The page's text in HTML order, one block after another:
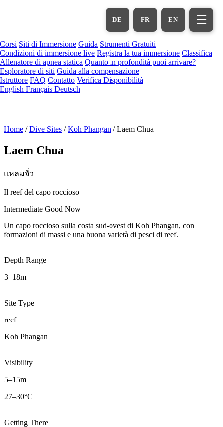
EN
FR
DE ☰
Corsi Siti di Immersione Guida Strumenti Gratuiti
Condizioni di immersione live Registra la tua immersione Classifica
Allenatore di apnea statica Quanto in profondità puoi arrivare?
Esploratore di siti Guida alla compensazione
Istruttore FAQ Contatto Verifica Disponibilità
English Français Deutsch
Home / Dive Sites / Koh Phangan / Laem Chua
Laem Chua
แหลมจั่ว
Il reef del capo roccioso
Intermediate Good Now
Un capo roccioso sulla costa sud-ovest di Koh Phangan, con
formazioni di massi e una buona varietà di pesci di reef.
Depth Range
3–18m
Site Type
reef
Koh Phangan
Visibility
5–15m
27–30°C
Getting There